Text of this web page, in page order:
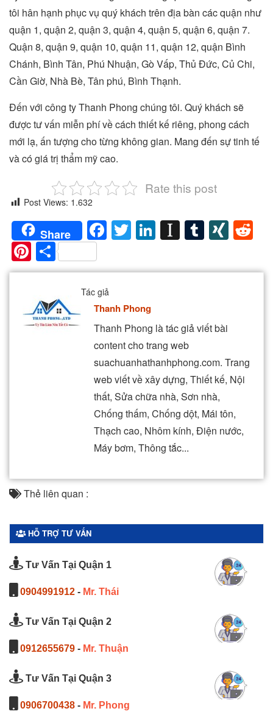
tôi hân hạnh phục vụ quý khách trên địa bàn các quận như
quận 1, quận 2, quận 3, quận 4, quận 5, quận 6, quận 7.
Quận 8, quận 9, quận 10, quận 11, quận 12, quận Bình
Chánh, Bình Tân, Phú Nhuận, Gò Vấp, Thủ Đức, Củ Chi,
Cần Giờ, Nhà Bè, Tân phú, Bình Thạnh.
Đến với công ty Thanh Phong chúng tôi. Quý khách sẽ
được tư vấn miễn phí về cách thiết kế riêng, phong cách
mới lạ, ấn tượng cho từng không gian. Mang đến sự tinh tế
và có giá trị thẩm mỹ cao.
Rate this post
Post Views: 1.632
Share Facebook
Twitter
LinkedIn
Instapaper
Tumblr
Pinterest
Share
Tác giả
Thanh Phong
Thanh Phong là tác giả viết bài
content cho trang web
suachuanhathanhphong.com. Trang
web viết về xây dựng, Thiết kế, Nội
thất, Sửa chữa nhà, Sơn nhà,
Chống thấm, Chống dột, Mái tôn,
Thạch cao, Nhôm kính, Điện nước,
Máy bơm, Thông tắc...
Thẻ liên quan :
HỖ TRỢ TƯ VẤN
Tư Vấn Tại Quận 1
0904991912 - Mr. Thái
Tư Vấn Tại Quận 2
0912655679 - Mr. Thuận
Tư Vấn Tại Quận 3
0906700438 - Mr. Phong